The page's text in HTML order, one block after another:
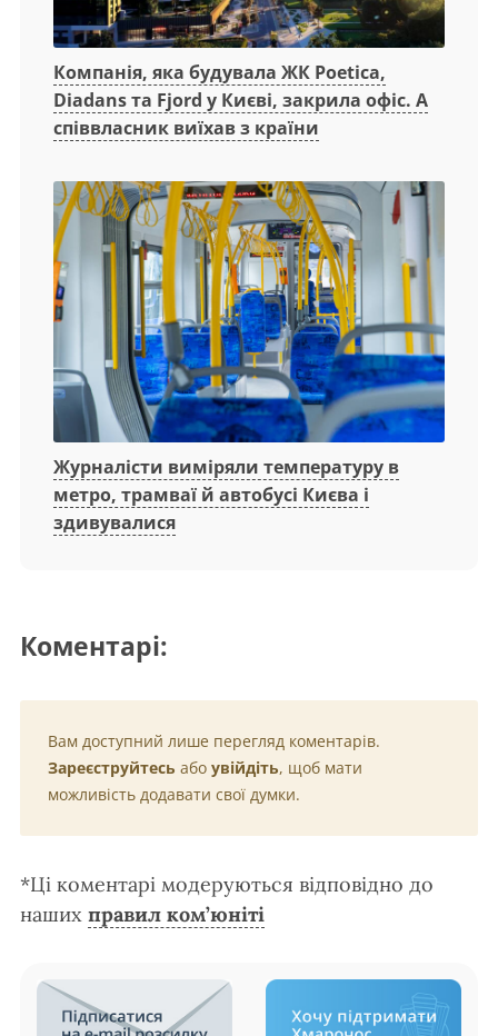
Компанія, яка будувала ЖК Poetica,
Diadans та Fjord у Києві, закрила офіс. А
співвласник виїхав з країни
Журналісти виміряли температуру в
метро, трамваї й автобусі Києва і
здивувалися
Коментарі:
Вам доступний лише перегляд коментарів.
Зареєструйтесь або увійдіть, щоб мати
можливість додавати свої думки.
*Ці коментарі модеруються відповідно до
наших правил ком’юніті